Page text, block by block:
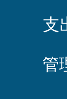
支
管